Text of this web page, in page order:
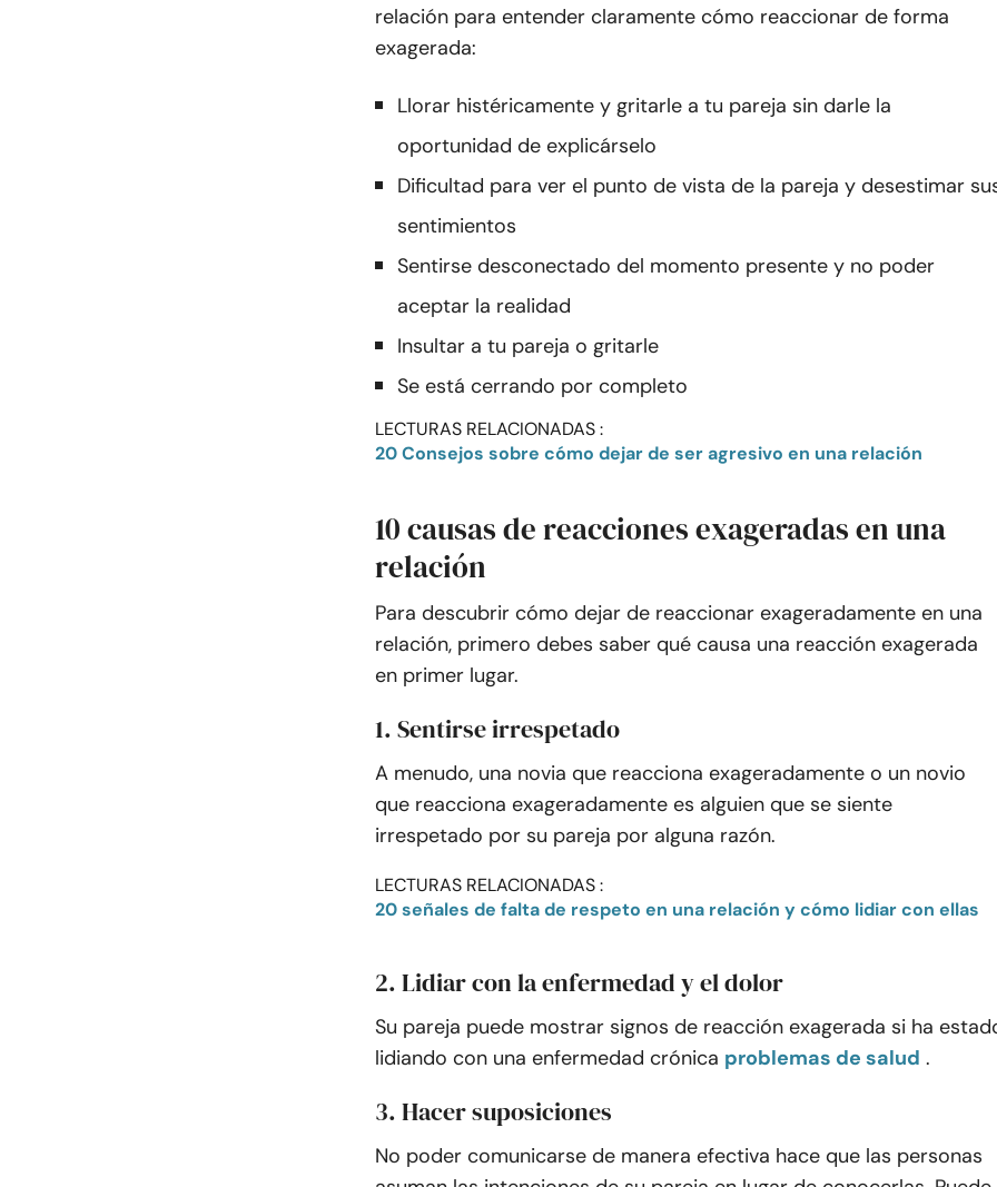
relación para entender claramente cómo reaccionar de forma
exagerada:
Llorar histéricamente y gritarle a tu pareja sin darle la
oportunidad de explicárselo
Dificultad para ver el punto de vista de la pareja y desestimar
sentimientos
Sentirse desconectado del momento presente y no poder
aceptar la realidad
Insultar a tu pareja o gritarle
Se está cerrando por completo
LECTURAS RELACIONADAS :
20 Consejos sobre cómo dejar de ser agresivo en una relación
10 causas de reacciones exageradas en una
relación
Para descubrir cómo dejar de reaccionar exageradamente en una
relación, primero debes saber qué causa una reacción exagerada
en primer lugar.
1. Sentirse irrespetado
A menudo, una novia que reacciona exageradamente o un novio
que reacciona exageradamente es alguien que se siente
irrespetado por su pareja por alguna razón.
LECTURAS RELACIONADAS :
20 señales de falta de respeto en una relación y cómo lidiar con ellas
2. Lidiar con la enfermedad y el dolor
Su pareja puede mostrar signos de reacción exagerada si ha
lidiando con una enfermedad crónica problemas de salud .
3. Hacer suposiciones
No poder comunicarse de manera efectiva hace que las personas